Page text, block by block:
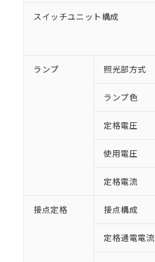
スイッチユニット構成
ランプ 照光部方式
ランプ色
定格電圧
使用電圧
定格電流
接点定格 接点構成
定格通電電流